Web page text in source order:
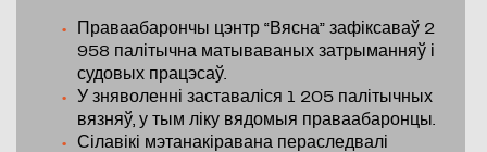
Праваабарончы цэнтр “Вясна” зафіксаваў 2
958 палітычна матываваных затрыманняў і
судовых працэсаў.
У зняволенні заставаліся 1 205 палітычных
вязняў, у тым ліку вядомыя праваабаронцы.
Сілавікі мэтанакіравана пераследвалі